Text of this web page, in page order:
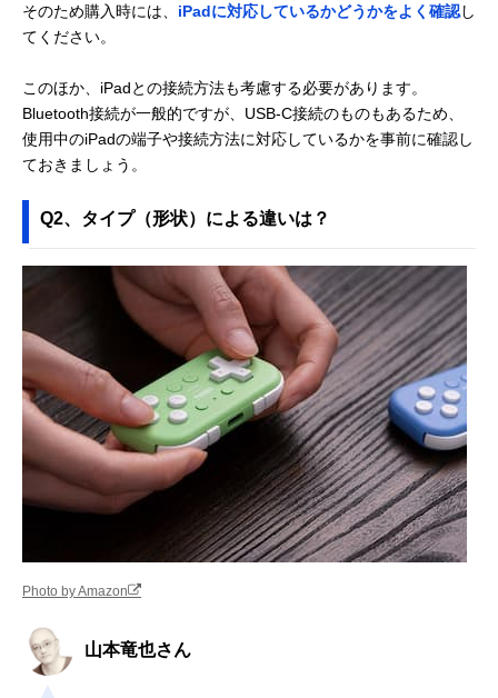
そのため購入時には、 iPadに対応しているかどうかをよく確認し
てください。
このほか、iPadとの接続方法も考慮する必要があります。
Bluetooth接続が一般的ですが、USB-C接続のものもあるため、
使用中のiPadの端子や接続方法に対応しているかを事前に確認し
ておきましょう。
Q2、タイプ（形状）による違いは？
Photo by Amazon
山本竜也さん